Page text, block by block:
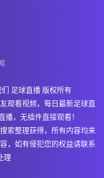
直播中
足球直播 版权所有
观看视频，每日最新足球直
，无插件直接观看！
索整理获得，所有内容均来
，如有侵犯您的权益请联系
理